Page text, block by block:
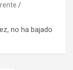
no ha bajado